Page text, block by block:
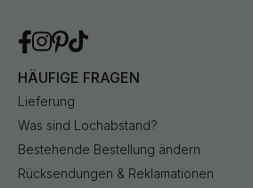
HÄUFIGE FRAGEN
Lieferung
Was sind Lochabstand?
Bestehende Bestellung ändern
Rücksendungen & Reklamationen